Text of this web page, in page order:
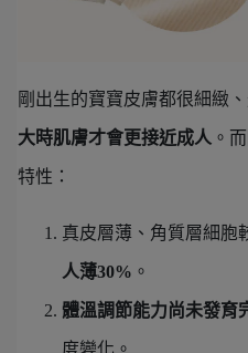
剛出生的寶寶皮膚都很細緻
大時肌膚才會更接近成人 。
特性：
真皮層薄、角質層細胞
人薄30% 。
體溫調節能力尚未發育